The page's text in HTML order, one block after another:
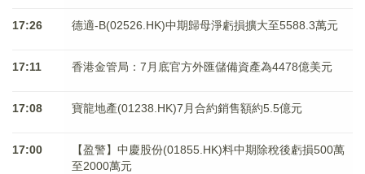
17:26 德適-B(02526.HK)中期歸母淨虧損擴大至5588.3萬元
17:11 香港金管局：7月底官方外匯儲備資產為4478億美元
17:08 寶龍地產(01238.HK)7月合約銷售額約5.5億元
17:00
【盈警】中慶股份(01855.HK)料中期除稅後虧損500萬
至2000萬元